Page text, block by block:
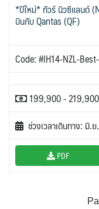
*ปีใหม่* ทัวร์ นิวซีแลนด์
บินกับ Qantas (QF)
Code: #IH14-NZL-
199,900 -
ช่วงเวลาเดินทาง: มิ
PDF